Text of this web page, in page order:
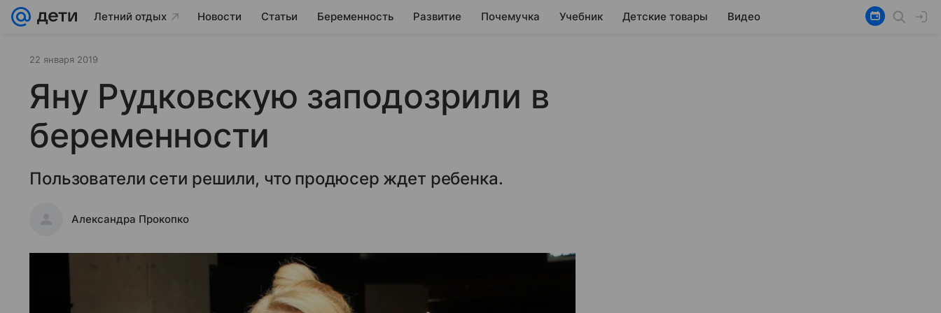
Летний отдых Новости Статьи Беременность Развитие Почемучка Учебник Детские товары Видео
22 января 2019
Яну Рудковскую заподозрили в
беременности
Пользователи сети решили, что продюсер ждет ребенка.
Александра Прокопко